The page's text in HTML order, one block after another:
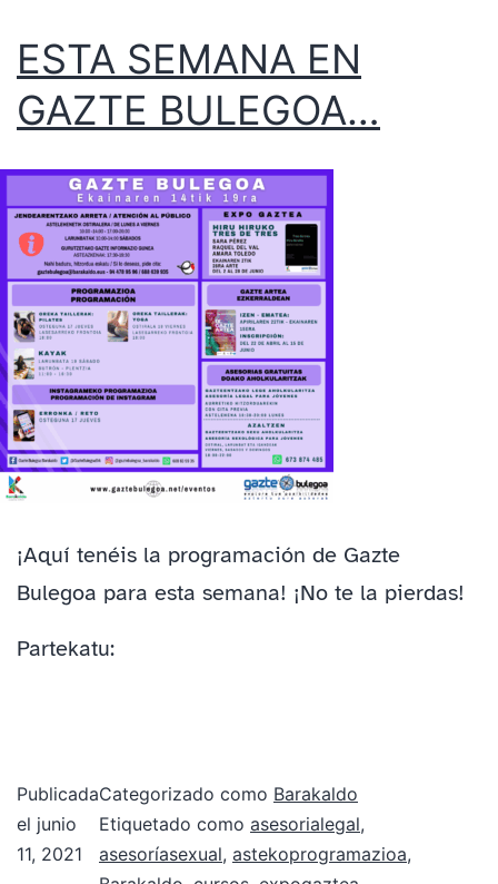
ESTA SEMANA EN
GAZTE BULEGOA…
¡Aquí tenéis la programación de Gazte
Bulegoa para esta semana! ¡No te la pierdas!
Partekatu:
Publicada
el junio
11, 2021
Categorizado como Barakaldo
Etiquetado como asesorialegal,
asesoríasexual, astekoprogramazioa,